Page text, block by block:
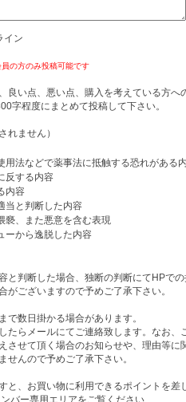
イン
の方のみ投稿可能です
良い点、悪い点、購入を考えている方へ
字程度にまとめて投稿して下さい。
れません）
用法などで薬事法に抵触する恐れがある
反する内容
内容
当と判断した内容
褻、また悪意を含む表現
ーから逸脱した内容
と判断した場合、独断の判断にてHPで
がございますので予めご了承下さい。
で数日掛かる場合があります。
たらメールにてご連絡致します。なお、
させて頂く場合のお知らせや、理由等に
せんので予めご了承下さい。
と、お買い物に利用できるポイントを差
バー専用エリアをご覧ください